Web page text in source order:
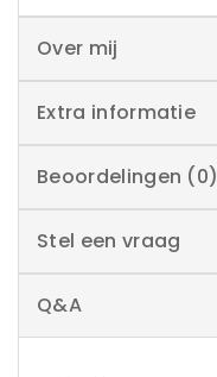
Over mij
Extra informatie
Beoordelingen (0)
Stel een vraag
Q&A